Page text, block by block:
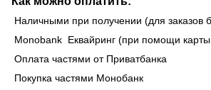
Наличными при получении (для заказов
Monobank Еквайринг (при помощи
Оплата частями от Приватбанка
Покупка частями Монобанк